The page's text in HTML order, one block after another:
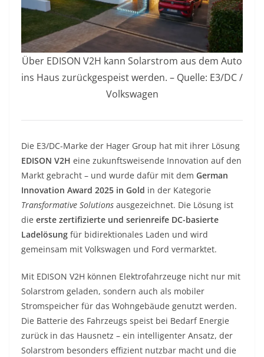
Über EDISON V2H kann Solarstrom aus dem Auto
ins Haus zurückgespeist werden. – Quelle: E3/DC /
Volkswagen
Die E3/DC-Marke der Hager Group hat mit ihrer Lösung
EDISON V2H eine zukunftsweisende Innovation auf den
Markt gebracht – und wurde dafür mit dem German
Innovation Award 2025 in Gold in der Kategorie
Transformative Solutions ausgezeichnet. Die Lösung ist
die erste zertifizierte und serienreife DC-basierte
Ladelösung für bidirektionales Laden und wird
gemeinsam mit Volkswagen und Ford vermarktet.
Mit EDISON V2H können Elektrofahrzeuge nicht nur mit
Solarstrom geladen, sondern auch als mobiler
Stromspeicher für das Wohngebäude genutzt werden.
Die Batterie des Fahrzeugs speist bei Bedarf Energie
zurück in das Hausnetz – ein intelligenter Ansatz, der
Solarstrom besonders effizient nutzbar macht und die